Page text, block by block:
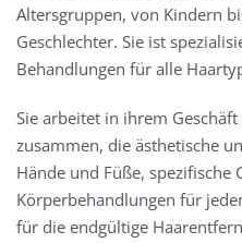
Altersgruppen, von Kindern
Geschlechter. Sie ist
Behandlungen für alle
Sie arbeitet in ihrem
zusammen, die ästhetische
Hände und Füße, spezifische
Körperbehandlungen für
für die endgültige